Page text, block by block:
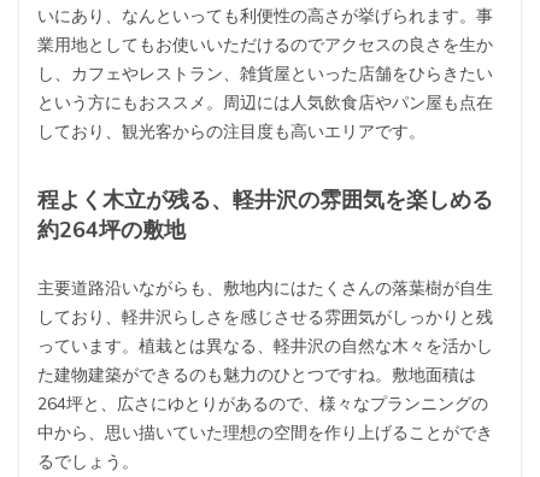
いにあり、なんといっても利便性の高さが挙げられます。事
業用地としてもお使いいただけるのでアクセスの良さを生か
し、カフェやレストラン、雑貨屋といった店舗をひらきたい
という方にもおススメ。周辺には人気飲食店やパン屋も点在
しており、観光客からの注目度も高いエリアです。
程よく木立が残る、軽井沢の雰囲気を楽しめる
約264坪の敷地
主要道路沿いながらも、敷地内にはたくさんの落葉樹が自生
しており、軽井沢らしさを感じさせる雰囲気がしっかりと残
っています。植栽とは異なる、軽井沢の自然な木々を活かし
た建物建築ができるのも魅力のひとつですね。敷地面積は
264坪と、広さにゆとりがあるので、様々なプランニングの
中から、思い描いていた理想の空間を作り上げることができ
るでしょう。